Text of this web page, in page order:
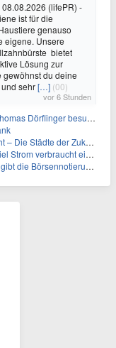
(lifePR) -
ist für die
genauso
eigene. Unsere
bietet
Lösung zur
gewöhnst du deine
sehr[…] (00)
vor 6 Stunden
im Kammerbezirk Freiburg
der Zukunft sind grün-blau
ein Aufzug im Gebäude
der Frankfurter Wertpapierbörse bekannt